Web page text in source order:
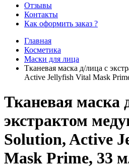
Отзывы
Контакты
Как оформить заказ ?
Главная
Косметика
Маски для лица
Тканевая маска д/лица с
Active Jellyfish Vital Mask
Тканевая маска
экстрактом
Solution, Active
Mask Prime, 33